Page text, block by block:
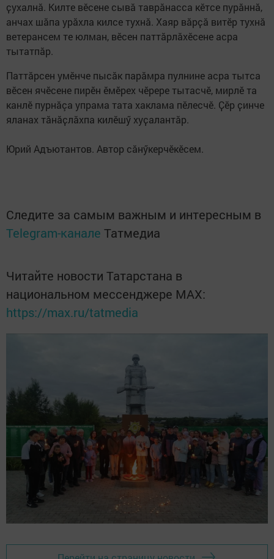
ҫухалнӑ. Килте вӗсене сывӑ таврӑнасса кӗтсе пурӑннӑ,
анчах шӑпа урӑхла килсе тухнӑ. Хаяр вӑрҫӑ витӗр тухнӑ
ветерансем те юлман, вӗсен паттӑрлӑхӗсене асра
тытатпӑр.
Паттăрсен умĕнче пысăк парăмра пулнине асра тытса
вĕсен ячĕсене пирĕн ĕмĕрех чĕрере тытасчĕ, мирлĕ та
канлĕ пурнăçа упрама тата хаклама пĕлесчĕ. Ҫӗр ҫинче
яланах тӑнӑҫлӑхпа килӗшӳ хуҫалантӑр.
Юрий Адъютантов. Автор сăнӳкерчӗкӗсем.
Следите за самым важным и интересным в
Telegram-канале Татмедиа
Читайте новости Татарстана в
национальном мессенджере MАХ:
https://max.ru/tatmedia